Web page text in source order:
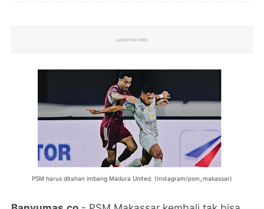
PSM harus ditahan imbang Madura United. (Instagram/psm_makassar)